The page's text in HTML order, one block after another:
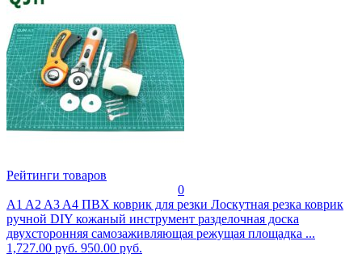
Рейтинги товаров
0
A1 A2 A3 A4 ПВХ коврик для резки Лоскутная резка коврик
ручной DIY кожаный инструмент разделочная доска
двухсторонняя самозаживляющая режущая площадка ...
1,727.00 руб. 950.00 руб.